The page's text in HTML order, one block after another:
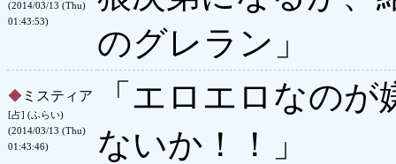
(2014/03/13 (Thu)
01:43:53)
のグレラン」
◆ ミスティア
[占] (ふらい)
(2014/03/13 (Thu)
01:43:46)
「エロエロなの
ないか！！」